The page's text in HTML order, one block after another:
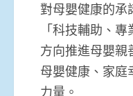
對母嬰健康的承
「科技輔助、
方向推進母嬰親
母嬰健康、家庭
力量。